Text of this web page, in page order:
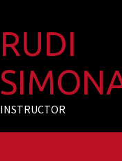
RUDI
INSTRUCTOR